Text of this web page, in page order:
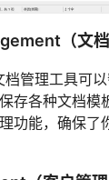
（文档
管理工具可
存各种文档模
功能，确保了